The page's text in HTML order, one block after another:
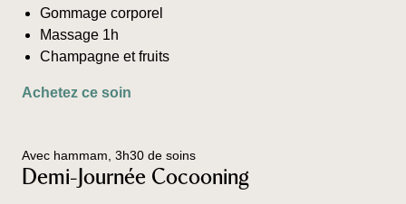
Gommage corporel
Massage 1h
Champagne et fruits
Achetez ce soin
variations.
Les
Avec hammam, 3h30 de soins
Demi-Journée Cocooning